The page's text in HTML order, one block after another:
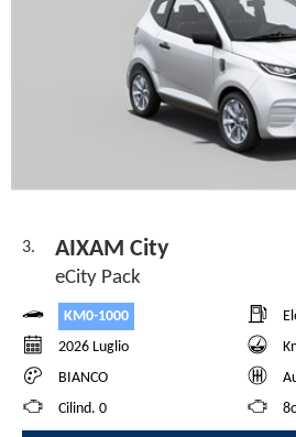
3. AIXAM City
eCity Pack
KM0-1000
2026 Luglio
BIANCO
Cilind. 0